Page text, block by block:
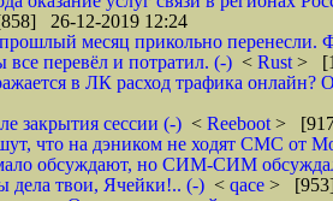
26-12-2019 12:24
месяц прикольно
перевёл и потратил. (-) < Rust >
в ЛК расход трафика
закрытия сессии (-) < Reeboot >
что на дэником не ходят СМС от
обсуждают, но СИМ-СИМ
дела твои, Ячейки!.. (-) < qace > [953]